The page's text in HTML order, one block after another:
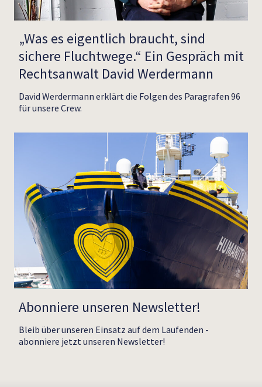
„Was es eigentlich braucht, sind
sichere Fluchtwege.“ Ein Gespräch mit
Rechtsanwalt David Werdermann
David Werdermann erklärt die Folgen des Paragrafen 96
für unsere Crew.
Abonniere unseren Newsletter!
Bleib über unseren Einsatz auf dem Laufenden -
abonniere jetzt unseren Newsletter!